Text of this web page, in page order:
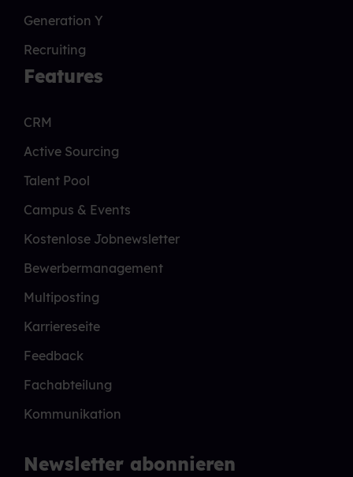
Generation Y
Recruiting
Features
CRM
Active Sourcing
Talent Pool
Campus & Events
Kostenlose Jobnewsletter
Bewerbermanagement
Multiposting
Karriereseite
Feedback
Fachabteilung
Kommunikation
Newsletter abonnieren